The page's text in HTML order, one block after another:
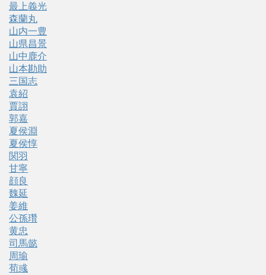
最上義光
森蘭丸
山内一豊
山県昌景
山中鹿介
山本勘助
三国志
袁紹
賈詡
郭嘉
夏侯淵
夏侯惇
関羽
甘寧
顔良
魏延
姜維
公孫瓚
黄忠
司馬懿
周瑜
荀彧